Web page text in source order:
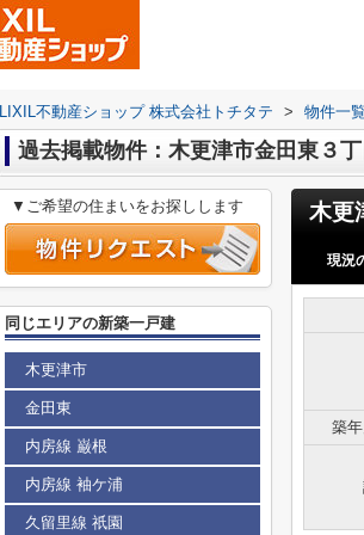
LIXIL不動産ショップ 株式会社トチタテ > 物件一覧
過去掲載物件：木更津市金田東３
現況
築年
▼ご希望の住まいをお探しします
同じエリアの新築一戸建
木更津市
金田東
内房線 巌根
内房線 袖ケ浦
久留里線 祇園